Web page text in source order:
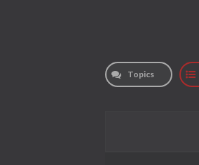
Topics